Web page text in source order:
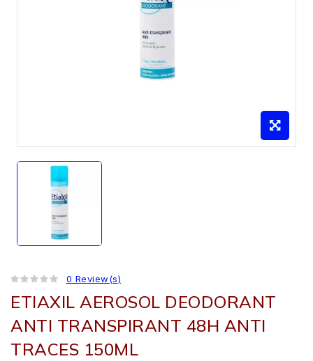
0 Review(s)
ETIAXIL AEROSOL DEODORANT
ANTI TRANSPIRANT 48H ANTI
TRACES 150ML